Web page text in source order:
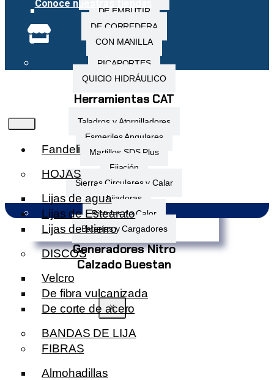
DE EMBUTIR
DE CORREDERA
CON MANILLA
PICAPORTES
QUICIO HIDRÁULICO
Herramientas CAT
Taladros y Atornilladores
Esmeriles Angulares
Martillos SDS Plus
Fijación
Sierras Circulares y Calar
Lijadoras
Pistolas de Calor
Baterías y Cargadores
Generadores Nitro
Calzado Buestan
X
Conoce nuestras tiendas
Fandeli
HOJAS
Lijas de agua
Lijas de Estearato
Lijas de Hierro
DISCOS
Velcro
De fibra vulcanizada
De corte de acero
BANDAS DE LIJA
FIBRAS
Almohadillas